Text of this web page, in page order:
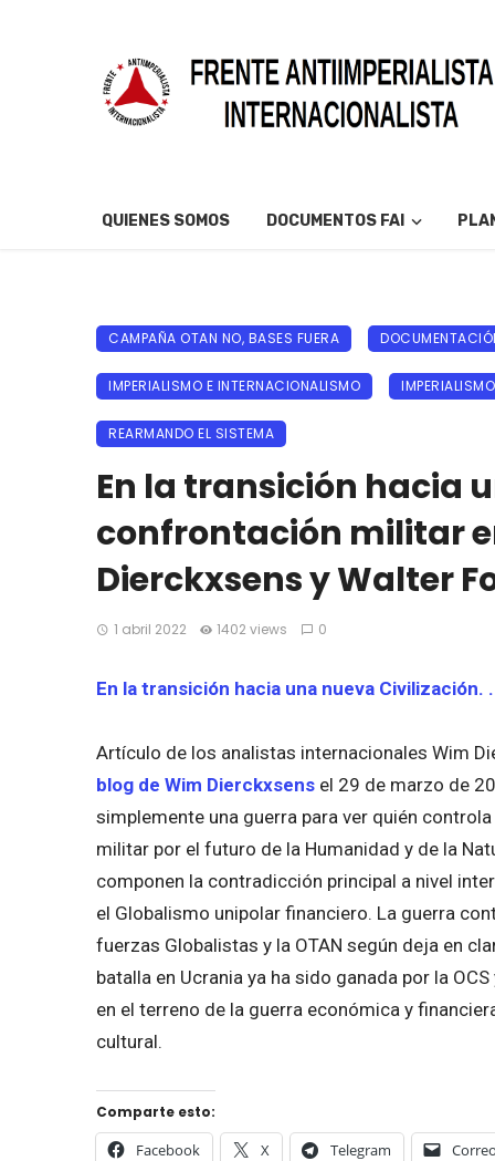
QUIENES SOMOS DOCUMENTOS FAI
CAMPAÑA OTAN NO, BASES FUERA
IMPERIALISMO E INTERNACIONALISMO
REARMANDO EL SISTEMA
En la transición hacia
confrontación militar
Dierckxsens y Walter
1 abril 2022 1402 views 0
En la transición hacia una nueva
Artículo de los analistas internacionales Wim
blog de Wim Dierckxsens el 29 de marzo de
simplemente una guerra para ver quién
militar por el futuro de la Humanidad y de la
componen la contradicción principal a nivel
el Globalismo unipolar financiero. La guerra
fuerzas Globalistas y la OTAN según deja en
batalla en Ucrania ya ha sido ganada por la
en el terreno de la guerra económica y
cultural.
Comparte esto:
Facebook X Telegram